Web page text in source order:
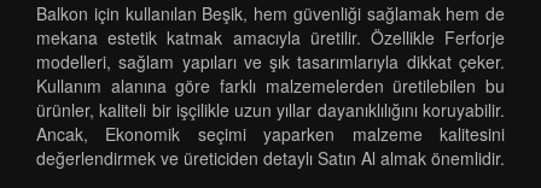
Balkon için kullanılan Beşik, hem güvenliği sağlamak hem de
mekana estetik katmak amacıyla üretilir. Özellikle Ferforje
modelleri, sağlam yapıları ve şık tasarımlarıyla dikkat çeker.
Kullanım alanına göre farklı malzemelerden üretilebilen bu
ürünler, kaliteli bir işçilikle uzun yıllar dayanıklılığını koruyabilir.
Ancak, Ekonomik seçimi yaparken malzeme kalitesini
değerlendirmek ve üreticiden detaylı Satın Al almak önemlidir.